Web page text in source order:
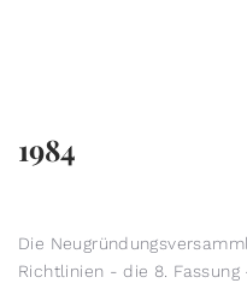
1984
Die
Richtlinien - die 8.